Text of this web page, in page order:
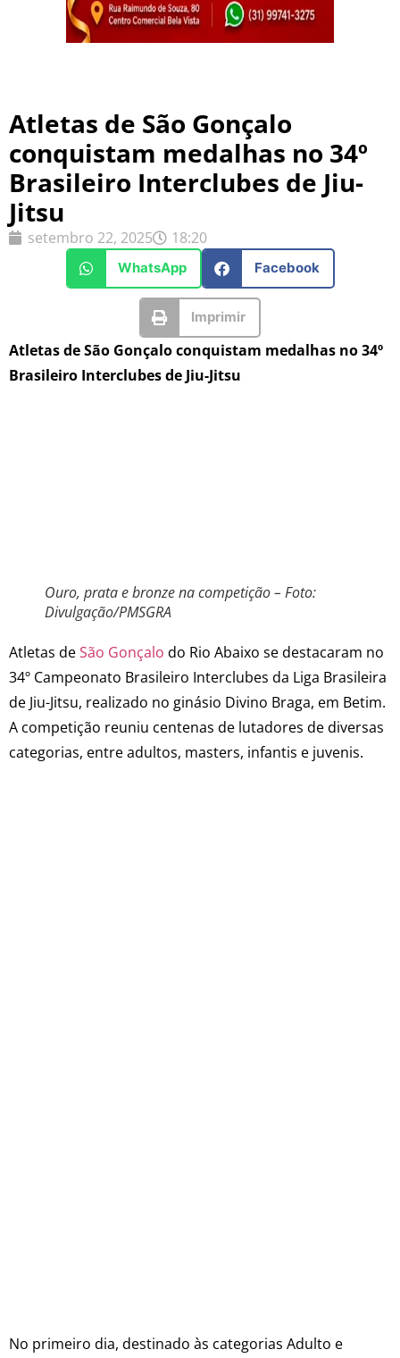
Atletas de São Gonçalo
conquistam medalhas no 34º
Brasileiro Interclubes de Jiu-
Jitsu
setembro 22, 2025 18:20
WhatsApp Facebook
Imprimir
Atletas de São Gonçalo conquistam medalhas no 34º
Brasileiro Interclubes de Jiu-Jitsu
Ouro, prata e bronze na competição – Foto:
Divulgação/PMSGRA
Atletas deSão Gonçalo do Rio Abaixo se destacaram no
34º Campeonato Brasileiro Interclubes da Liga Brasileira
de Jiu-Jitsu, realizado no ginásio Divino Braga, em Betim.
A competição reuniu centenas de lutadores de diversas
categorias, entre adultos, masters, infantis e juvenis.
No primeiro dia, destinado às categorias Adulto e